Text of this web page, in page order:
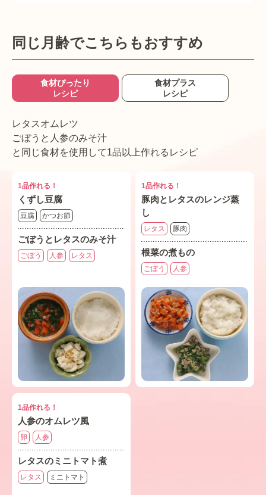
同じ月齢でこちらもおすすめ
食材ぴったり
レシピ
食材プラス
レシピ
レタスオムレツ
ごぼうと人参のみそ汁
と同じ食材を使用して1品以上作れるレシピ
1品作れる！
くずし豆腐
豆腐 かつお節
ごぼうとレタスのみそ汁
ごぼう 人参 レタス
1品作れる！
豚肉とレタスのレンジ蒸
し
レタス 豚肉
根菜の煮もの
ごぼう 人参
1品作れる！
人参のオムレツ風
卵 人参
レタスのミニトマト煮
レタス ミニトマト